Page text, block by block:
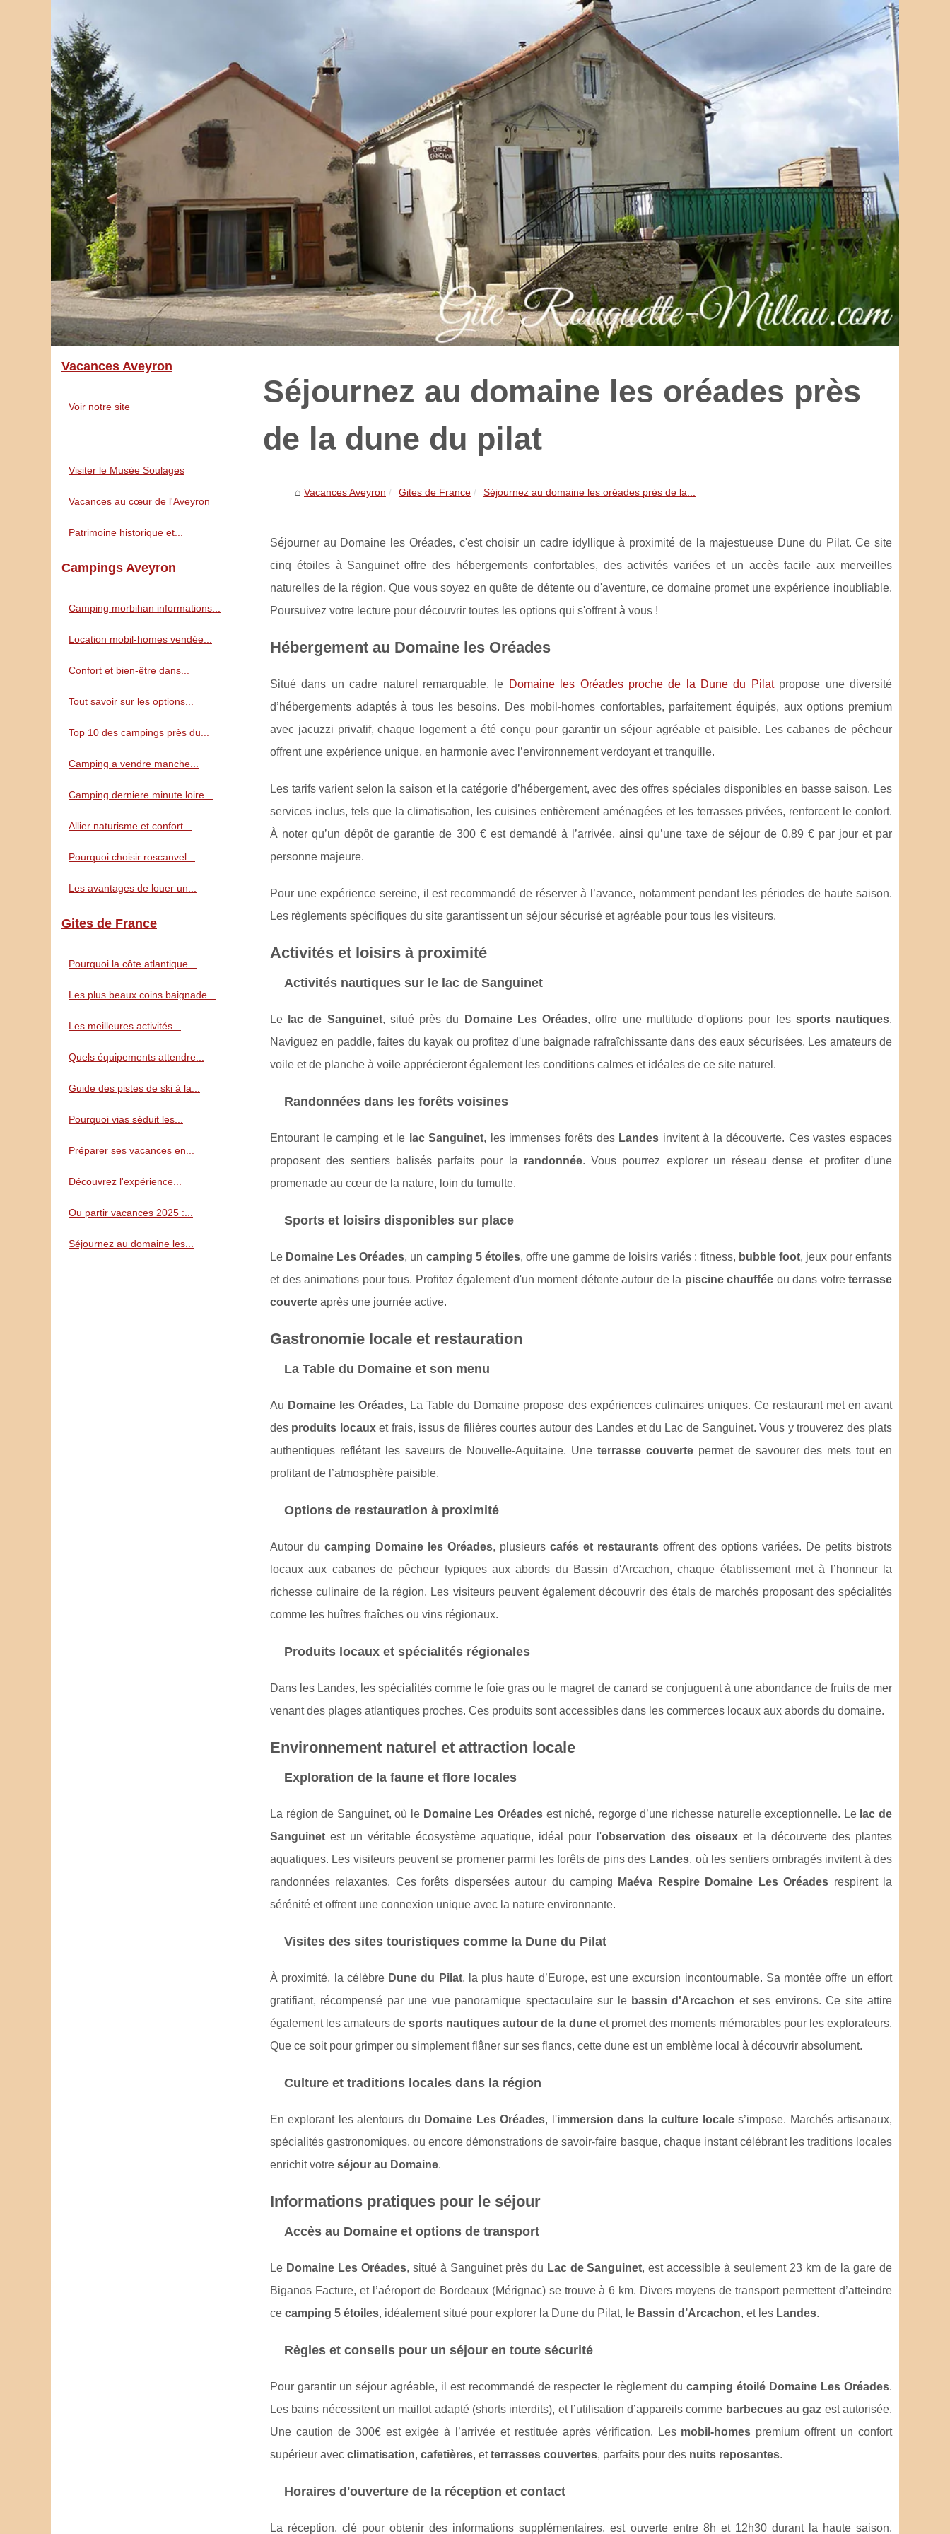
Séjournez au domaine les oréades près
de la dune du pilat
Vacances Aveyron Gites de France Séjournez au domaine les oréades près de la...
Séjourner au Domaine les Oréades, c'est choisir un cadre idyllique à proximité de la majestueuse Dune du Pilat. Ce site
cinq étoiles à Sanguinet offre des hébergements confortables, des activités variées et un accès facile aux merveilles
naturelles de la région. Que vous soyez en quête de détente ou d'aventure, ce domaine promet une expérience inoubliable.
Poursuivez votre lecture pour découvrir toutes les options qui s'offrent à vous !
Hébergement au Domaine les Oréades
Situé dans un cadre naturel remarquable, le Domaine les Oréades proche de la Dune du Pilatpropose une diversité
d’hébergements adaptés à tous les besoins. Des mobil-homes confortables, parfaitement équipés, aux options premium
avec jacuzzi privatif, chaque logement a été conçu pour garantir un séjour agréable et paisible. Les cabanes de pêcheur
offrent une expérience unique, en harmonie avec l’environnement verdoyant et tranquille.
Les tarifs varient selon la saison et la catégorie d’hébergement, avec des offres spéciales disponibles en basse saison. Les
services inclus, tels que la climatisation, les cuisines entièrement aménagées et les terrasses privées, renforcent le confort.
À noter qu’un dépôt de garantie de 300 € est demandé à l’arrivée, ainsi qu’une taxe de séjour de 0,89 € par jour et par
personne majeure.
Pour une expérience sereine, il est recommandé de réserver à l’avance, notamment pendant les périodes de haute saison.
Les règlements spécifiques du site garantissent un séjour sécurisé et agréable pour tous les visiteurs.
Activités et loisirs à proximité
Activités nautiques sur le lac de Sanguinet
Le lac de Sanguinet, situé près du Domaine Les Oréades, offre une multitude d'options pour les sports nautiques.
Naviguez en paddle, faites du kayak ou profitez d'une baignade rafraîchissante dans des eaux sécurisées. Les amateurs de
voile et de planche à voile apprécieront également les conditions calmes et idéales de ce site naturel.
Randonnées dans les forêts voisines
Entourant le camping et le lac Sanguinet, les immenses forêts des Landes invitent à la découverte. Ces vastes espaces
proposent des sentiers balisés parfaits pour la randonnée. Vous pourrez explorer un réseau dense et profiter d'une
promenade au cœur de la nature, loin du tumulte.
Sports et loisirs disponibles sur place
Le Domaine Les Oréades, un camping 5 étoiles, offre une gamme de loisirs variés : fitness, bubble foot, jeux pour enfants
et des animations pour tous. Profitez également d'un moment détente autour de la piscine chauffée ou dans votre terrasse
couverte après une journée active.
Gastronomie locale et restauration
La Table du Domaine et son menu
Au Domaine les Oréades, La Table du Domaine propose des expériences culinaires uniques. Ce restaurant met en avant
des produits locauxet frais, issus de filières courtes autour des Landes et du Lac de Sanguinet. Vous y trouverez des plats
authentiques reflétant les saveurs de Nouvelle-Aquitaine. Uneterrasse couvertepermet de savourer des mets tout en
profitant de l’atmosphère paisible.
Options de restauration à proximité
Autour du camping Domaine les Oréades, plusieurs cafés et restaurants offrent des options variées. De petits bistrots
locaux aux cabanes de pêcheur typiques aux abords du Bassin d'Arcachon, chaque établissement met à l’honneur la
richesse culinaire de la région. Les visiteurs peuvent également découvrir des étals de marchés proposant des spécialités
comme les huîtres fraîches ou vins régionaux.
Produits locaux et spécialités régionales
Dans les Landes, les spécialités comme le foie gras ou le magret de canard se conjuguent à une abondance de fruits de mer
venant des plages atlantiques proches. Ces produits sont accessibles dans les commerces locaux aux abords du domaine.
Environnement naturel et attraction locale
Exploration de la faune et flore locales
La région de Sanguinet, où le Domaine Les Oréadesest niché, regorge d’une richesse naturelle exceptionnelle. Le lac de
Sanguinet est un véritable écosystème aquatique, idéal pour l'observation des oiseauxet la découverte des plantes
aquatiques. Les visiteurs peuvent se promener parmi les forêts de pins des Landes, où les sentiers ombragés invitent à des
randonnées relaxantes. Ces forêts dispersées autour du camping
Maéva Respire Domaine Les Oréades respirent la
sérénité et offrent une connexion unique avec la nature environnante.
Visites des sites touristiques comme la Dune du Pilat
À proximité, la célèbre Dune du Pilat, la plus haute d’Europe, est une excursion incontournable. Sa montée offre un effort
gratifiant, récompensé par une vue panoramique spectaculaire sur le bassin d'Arcachon et ses environs. Ce site attire
également les amateurs de sports nautiques autour de la dune et promet des moments mémorables pour les explorateurs.
Que ce soit pour grimper ou simplement flâner sur ses flancs, cette dune est un emblème local à découvrir absolument.
Culture et traditions locales dans la région
En explorant les alentours du Domaine Les Oréades, l'immersion dans la culture locales’impose. Marchés artisanaux,
spécialités gastronomiques, ou encore démonstrations de savoir-faire basque, chaque instant célébrant les traditions locales
enrichit votre séjour au Domaine.
Informations pratiques pour le séjour
Accès au Domaine et options de transport
Le Domaine Les Oréades, situé à Sanguinet près du Lac de Sanguinet, est accessible à seulement 23 km de la gare de
Biganos Facture, et l’aéroport de Bordeaux (Mérignac) se trouve à 6 km. Divers moyens de transport permettent d’atteindre
ce camping 5 étoiles, idéalement situé pour explorer la Dune du Pilat, le Bassin d’Arcachon, et les Landes.
Règles et conseils pour un séjour en toute sécurité
Pour garantir un séjour agréable, il est recommandé de respecter le règlement ducamping étoilé Domaine Les Oréades.
Les bains nécessitent un maillot adapté (shorts interdits), et l’utilisation d’appareils comme barbecues au gaz est autorisée.
Une caution de 300€ est exigée à l’arrivée et restituée après vérification. Les mobil-homes premium offrent un confort
supérieur avec climatisation, cafetières, etterrasses couvertes, parfaits pour des nuits reposantes.
Horaires d'ouverture de la réception et contact
La réception, clé pour obtenir des informations supplémentaires, est ouverte entre 8h et 12h30 durant la haute saison.
Vacances Aveyron
Voir notre site
Visiter le Musée Soulages
Vacances au cœur de l'Aveyron
Patrimoine historique et...
Campings Aveyron
Camping morbihan informations...
Location mobil-homes vendée...
Confort et bien-être dans...
Tout savoir sur les options...
Top 10 des campings près du...
Camping a vendre manche...
Camping derniere minute loire...
Allier naturisme et confort...
Pourquoi choisir roscanvel...
Les avantages de louer un...
Gites de France
Pourquoi la côte atlantique...
Les plus beaux coins baignade...
Les meilleures activités...
Quels équipements attendre...
Guide des pistes de ski à la...
Pourquoi vias séduit les...
Préparer ses vacances en...
Découvrez l'expérience...
Ou partir vacances 2025 :...
Séjournez au domaine les...